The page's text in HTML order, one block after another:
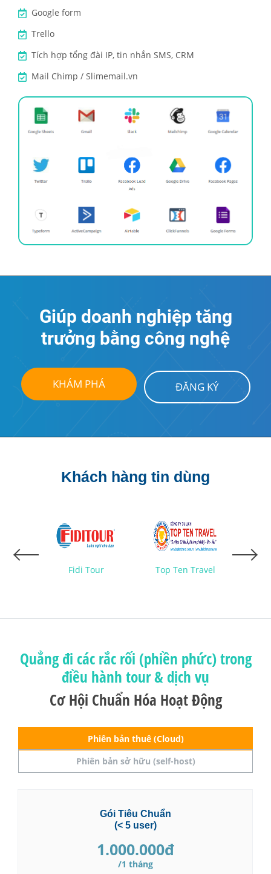
Google form
Trello
Tích hợp tổng đài IP, tin nhắn SMS, CRM
Mail Chimp / Slimemail.vn
Giúp doanh nghiệp tăng
trưởng bằng công nghệ
KHÁM PHÁ ĐĂNG KÝ
Khách hàng tin dùng
Fidi Tour Top Ten Travel
Quẳng đi các rắc rối (phiền phức) trong
điều hành tour & dịch vụ
Cơ Hội Chuẩn Hóa Hoạt Động
Phiên bản thuê (Cloud)
Phiên bản sở hữu (self-host)
Gói Tiêu Chuẩn
(< 5 user)
1.000.000đ
/1 tháng